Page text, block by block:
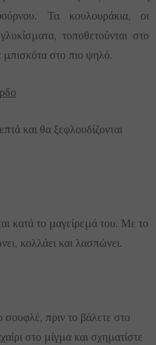
Τα κουλουράκια, οι
τοποθετούνται στο
στο πιο ψηλό.
και θα ξεφλουδίζονται
κατά το μαγείρεμά του. Με το
κολλάει και λασπώνει.
πριν το βάλετε στο
στο μίγμα και σχηματίστε